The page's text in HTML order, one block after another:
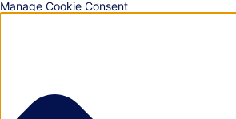
Manage Cookie Consent